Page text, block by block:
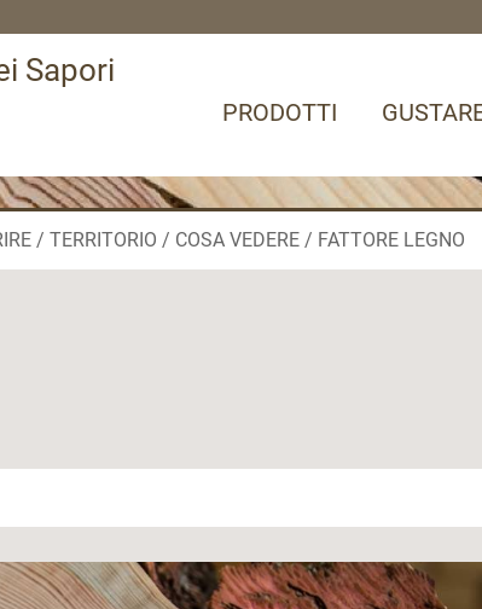
Sapori
PRODOTTI
TERRITORIO / COSA VEDERE FATTORE LEGNO